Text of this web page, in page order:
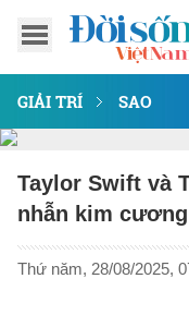
GIẢI TRÍ SAO
Taylor Swift và
nhẫn kim
Thứ năm, 28/08/2025,